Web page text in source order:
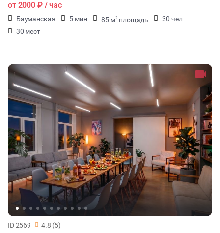
от 2000 ₽/ час
Бауманская 5 мин 85 м2 площадь
30 чел
30 мест
ID 2569 4.8 (5)